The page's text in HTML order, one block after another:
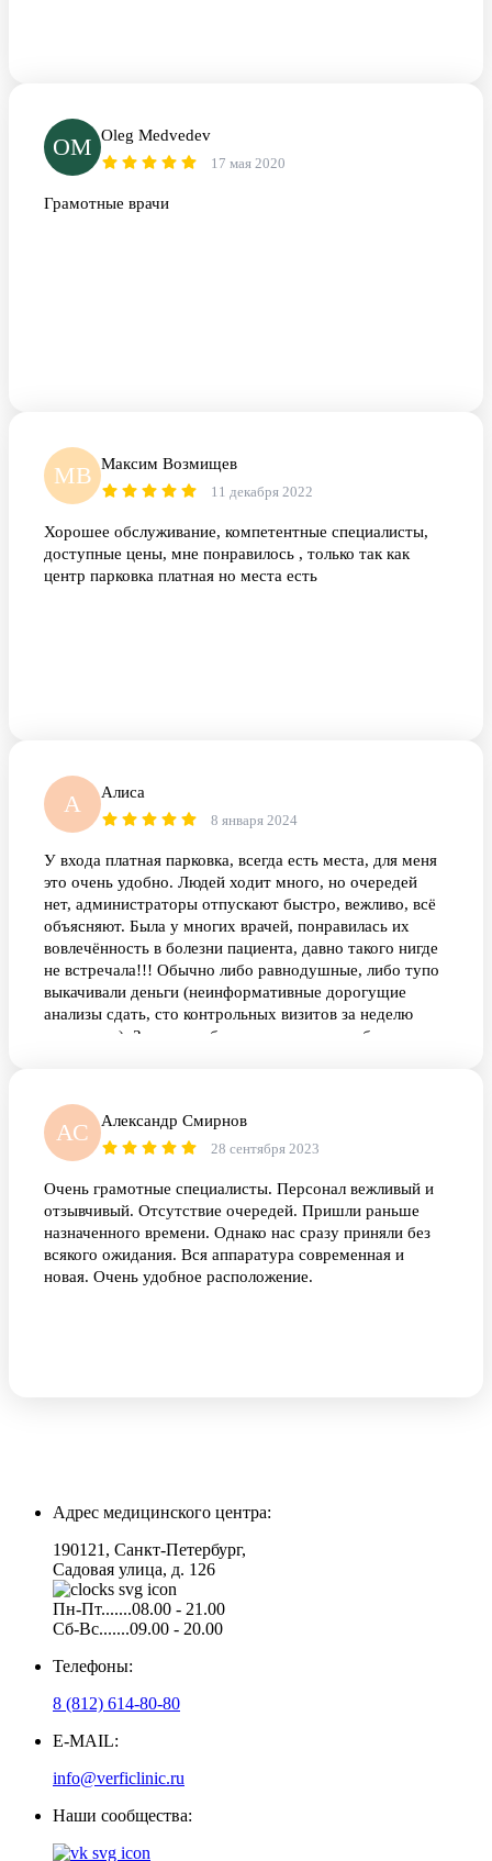
OM Oleg Medvedev
17 мая 2020
Грамотные врачи
МВ Максим Возмищев
11 декабря 2022
Хорошее обслуживание, компетентные специалисты,
доступные цены, мне понравилось , только так как
центр парковка платная но места есть
А Алиса
8 января 2024
У входа платная парковка, всегда есть места, для меня
это очень удобно. Людей ходит много, но очередей
нет, администраторы отпускают быстро, вежливо, всё
объясняют. Была у многих врачей, понравилась их
вовлечённость в болезни пациента, давно такого нигде
не встречала!!! Обычно либо равнодушные, либо тупо
выкачивали деньги (неинформативные дорогущие
анализы сдать, сто контрольных визитов за неделю
повторить). Здесь разобрались с моими проблемами и
АС Александр Смирнов
28 сентября 2023
Очень грамотные специалисты. Персонал вежливый и
отзывчивый. Отсутствие очередей. Пришли раньше
назначенного времени. Однако нас сразу приняли без
всякого ожидания. Вся аппаратура современная и
новая. Очень удобное расположение.
Адрес медицинского центра:
190121, Санкт-Петербург,
Садовая улица, д. 126
Пн-Пт.......08.00 - 21.00
Сб-Вс.......09.00 - 20.00
Телефоны:
8 (812) 614-80-80
E-MAIL:
info@verficlinic.ru
Наши сообщества: